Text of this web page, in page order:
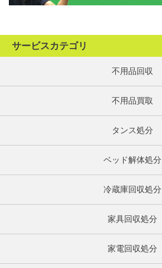
サービスカテゴリ
不用品回収
不用品買取
タンス処分
ベッド解体処分
冷蔵庫回収処分
家具回収処分
家電回収処分